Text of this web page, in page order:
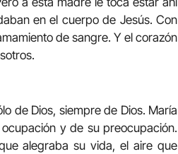
en el cuerpo de Jesús. Con
de sangre. Y el corazón
de Dios, siempre de Dios. María
y de su preocupación.
alegraba su vida, el aire que